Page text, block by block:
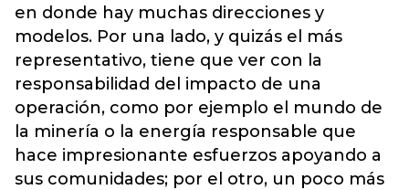
en donde hay muchas direcciones y
modelos. Por una lado, y quizás el más
representativo, tiene que ver con la
responsabilidad del impacto de una
operación, como por ejemplo el mundo de
la minería o la energía responsable que
hace impresionante esfuerzos apoyando a
sus comunidades; por el otro, un poco más